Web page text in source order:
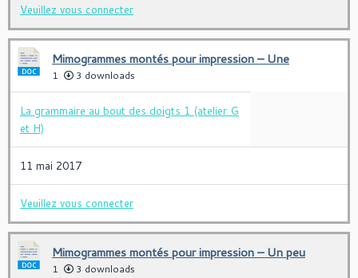
Veuillez vous connecter
Mimogrammes montés pour impression – Une
1 3 downloads
La grammaire au bout des doigts 1 (atelier G
et H)
11 mai 2017
Veuillez vous connecter
Mimogrammes montés pour impression – Un peu
1 3 downloads